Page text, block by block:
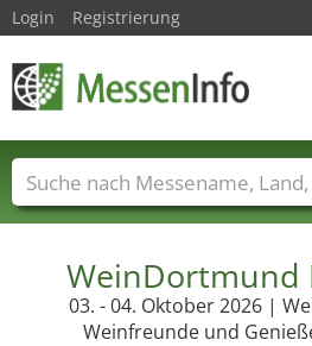
WeinDortmund
03. - 04. Oktober 2026 |
Weinfreunde und
Login Registrierung
Messenamen Länder